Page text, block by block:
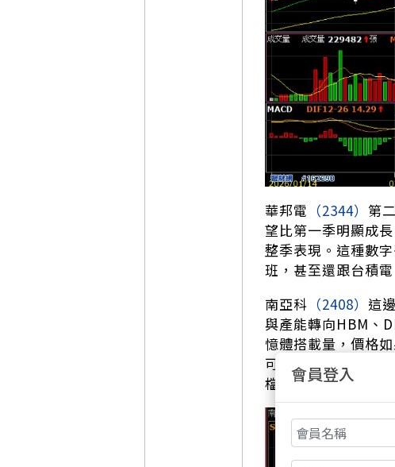
華邦電 （2344） 第
望比第一季明顯成
整季表現。這種數
班，甚至還跟台積電
南亞科 （2408） 這
與產能轉向HBM、
憶體搭載量，價格
可達54.47元，明年
檔。 會員登入